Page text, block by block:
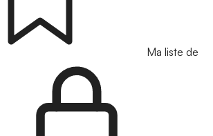
Ma liste de